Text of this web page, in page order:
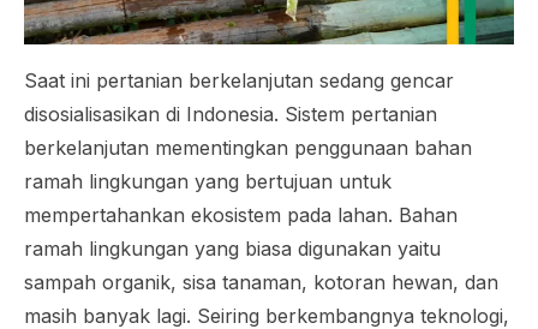
Saat ini pertanian berkelanjutan sedang gencar
disosialisasikan di Indonesia. Sistem pertanian
berkelanjutan mementingkan penggunaan bahan
ramah lingkungan yang bertujuan untuk
mempertahankan ekosistem pada lahan. Bahan
ramah lingkungan yang biasa digunakan yaitu
sampah organik, sisa tanaman, kotoran hewan, dan
masih banyak lagi. Seiring berkembangnya teknologi,